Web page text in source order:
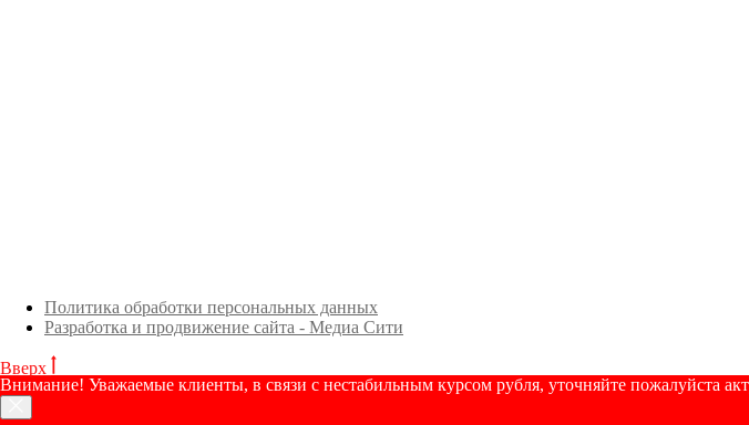
Политика обработки персональных данных
Разработка и продвижение сайта - Медиа Сити
Вверх
Внимание! Уважаемые клиенты, в связи с нестабильным курсом рубля, уточняйте пожалуйста